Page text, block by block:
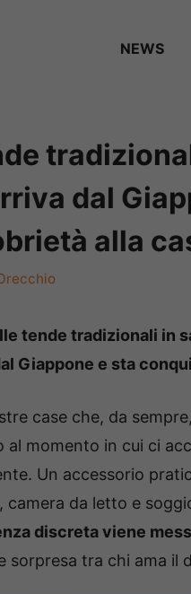
NEWS
dal
alla
tende tradizionali in
Giappone e sta
case che, da
momento in cui ci
Un accessorio
da letto e
discreta viene
sorpresa tra chi ama il